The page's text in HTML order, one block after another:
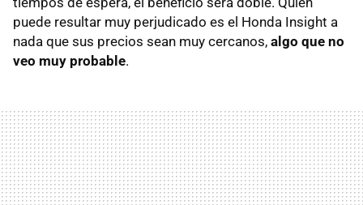
puede resultar muy perjudicado es el Honda Insight a
nada que sus precios sean muy cercanos, algo que no
veo muy probable.